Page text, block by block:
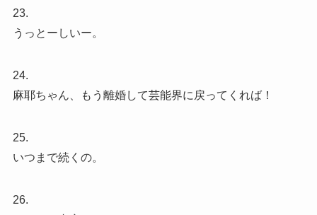
23.
うっとーしいー。
24.
麻耶ちゃん、もう離婚して芸能界に戻ってくれば！
25.
いつまで続くの。
26.